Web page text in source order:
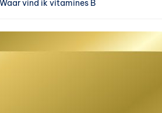
Waar vind ik vitamines B